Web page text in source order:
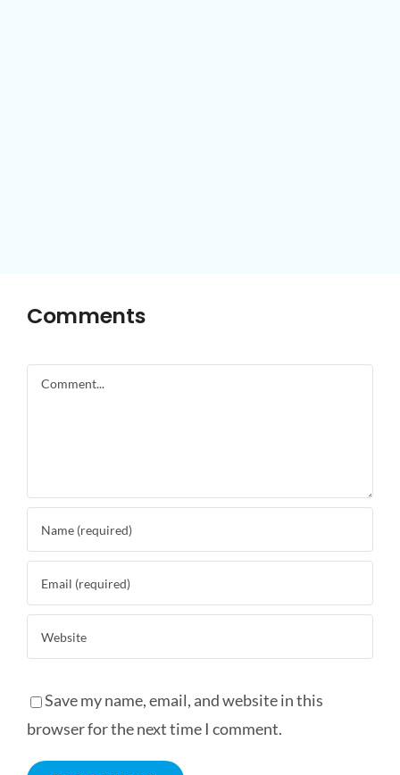
Comments
Comment
Save my name, email, and website in this
browser for the next time I comment.